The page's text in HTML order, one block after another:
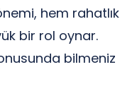
hem rahatlık
bir rol oynar.
bilmeniz